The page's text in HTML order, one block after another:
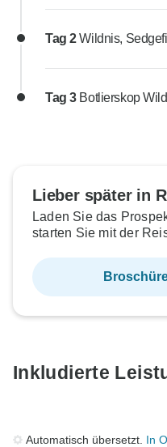
Tag 2Wildnis,
Tag 3 Botlierskop
Lieber später in
Laden Sie das
starten Sie mit der
Inkludierte
Automatisch übersetzt. In